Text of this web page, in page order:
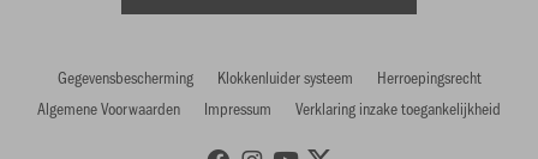
Gegevensbescherming Klokkenluider systeem
Herroepingsrecht
Algemene Voorwaarden
Impressum Verklaring inzake toegankelijkheid